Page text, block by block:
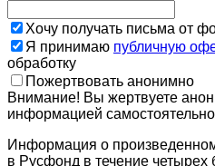
Хочу получать письма от
Я принимаю публичную
обработку
Пожертвовать анонимно
Внимание! Вы жертвуете
информацией
Информация о
в Русфонд в течение четырех